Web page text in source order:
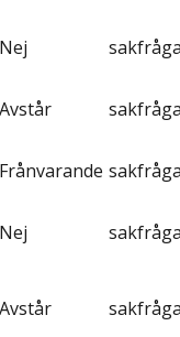
Nej
Avstår
Frånvarande
Nej
Avstår